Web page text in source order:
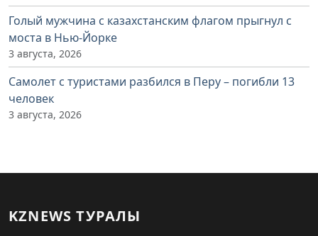
Голый мужчина с казахстанским флагом прыгнул с
моста в Нью-Йорке
3 августа, 2026
Самолет с туристами разбился в Перу – погибли 13
человек
3 августа, 2026
KZNEWS ТУРАЛЫ